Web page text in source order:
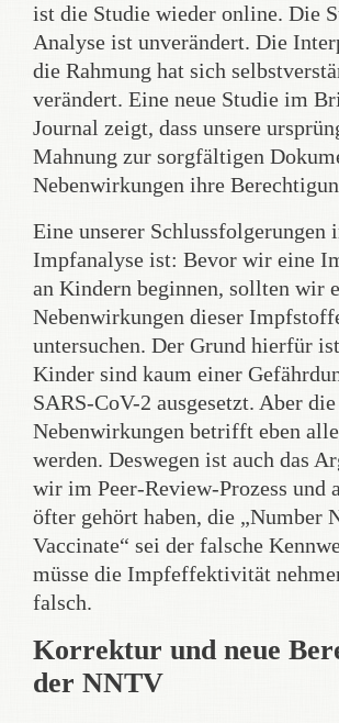
ist die Studie wieder online. Die
Analyse ist unverändert. Die
die Rahmung hat sich
verändert. Eine neue Studie im
Journal zeigt, dass unsere
Mahnung zur sorgfältigen
Nebenwirkungen ihre
Eine unserer Schlussfolgerungen
Impfanalyse ist: Bevor wir eine
an Kindern beginnen, sollten wir
Nebenwirkungen dieser
untersuchen. Der Grund hierfür
Kinder sind kaum einer
SARS-CoV-2 ausgesetzt. Aber
Nebenwirkungen betrifft eben
werden. Deswegen ist auch das
wir im Peer-Review-Prozess und
öfter gehört haben, die „Number
Vaccinate“ sei der falsche
müsse die Impfeffektivität
falsch.
Korrektur und neue
der NNTV